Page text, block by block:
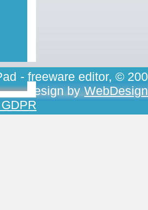
- freeware editor, ©
, design by